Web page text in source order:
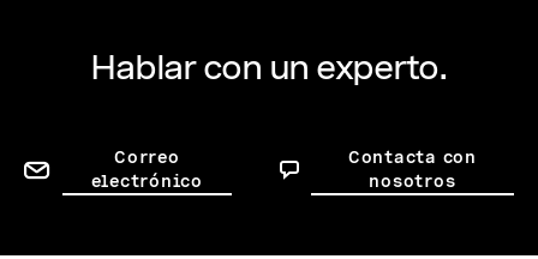
Hablar con un experto.
Correo
electrónico
Contacta con
nosotros